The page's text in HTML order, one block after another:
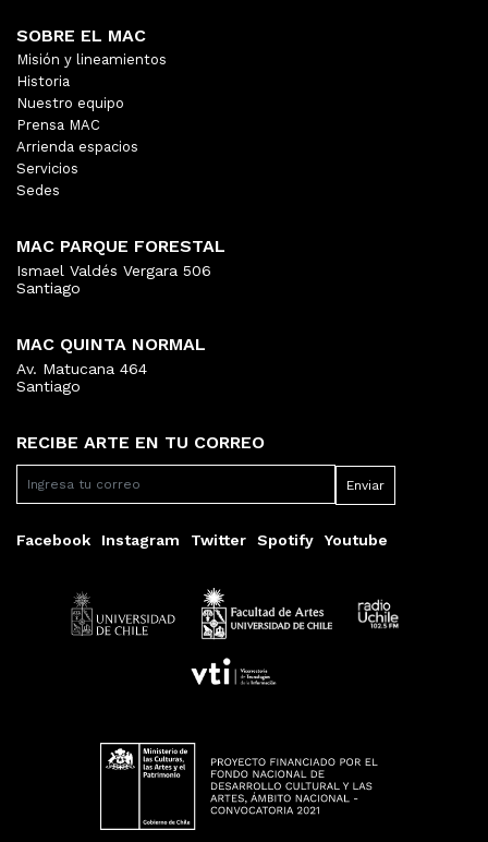
RECIBE ARTE EN TU CORREO
Facebook Instagram Twitter Spotify Youtube
SOBRE EL MAC
Misión y lineamientos
Historia
Nuestro equipo
Prensa MAC
Arrienda espacios
Servicios
Sedes
MAC PARQUE FORESTAL
Ismael Valdés Vergara 506
Santiago
MAC QUINTA NORMAL
Av. Matucana 464
Santiago